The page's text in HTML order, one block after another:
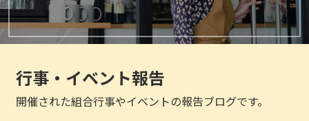
行事・イベント報告
開催された組合行事やイベントの報告ブログです。